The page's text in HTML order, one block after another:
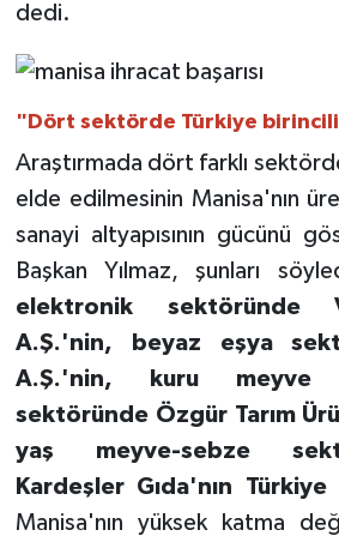
dedi.
"Dört sektörde Türkiye
Araştırmada dört farklı
elde edilmesinin Manisa'nın
sanayi altyapısının gücünü
Başkan Yılmaz, şunları
elektronik sektöründe
A.Ş.'nin, beyaz eşya
A.Ş.'nin, kuru meyve
sektöründe Özgür Tarım
yaş meyve-sebze
Kardeşler Gıda'nın
Manisa'nın yüksek katma